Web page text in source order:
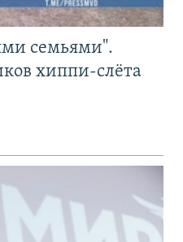
семьями".
хиппи-слёта